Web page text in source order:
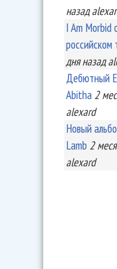
назад
I Am Morbid
российском
дняназад
Дебютный
Abitha 2
alexard
Новый
Lamb 2
alexard